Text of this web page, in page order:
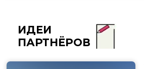
ИДЕИ
ПАРТНЁРОВ